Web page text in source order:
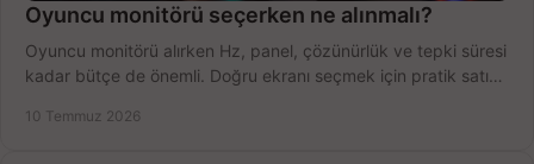
Oyuncu monitörü seçerken ne alınmalı?
Oyuncu monitörü alırken Hz, panel, çözünürlük ve tepki süresi
kadar bütçe de önemli. Doğru ekranı seçmek için pratik satın
10 Temmuz 2026